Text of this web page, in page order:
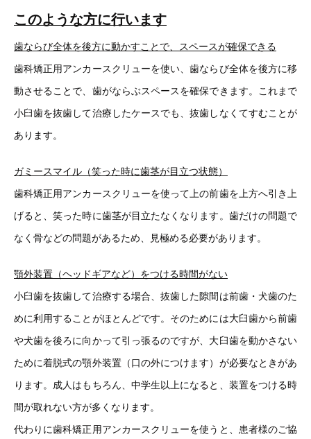
このような方に行います
歯ならび全体を後方に動かすことで、スペースが確保できる
歯科矯正用アンカースクリューを使い、歯ならび全体を後方に移
動させることで、歯がならぶスペースを確保できます。これまで
小臼歯を抜歯して治療したケースでも、抜歯しなくてすむことが
あります。
ガミースマイル（笑った時に歯茎が目立つ状態）
歯科矯正用アンカースクリューを使って上の前歯を上方へ引き上
げると、笑った時に歯茎が目立たなくなります。歯だけの問題で
なく骨などの問題があるため、見極める必要があります。
顎外装置（ヘッドギアなど）をつける時間がない
小臼歯を抜歯して治療する場合、抜歯した隙間は前歯・犬歯のた
めに利用することがほとんどです。そのためには大臼歯から前歯
や犬歯を後ろに向かって引っ張るのですが、大臼歯を動かさない
ために着脱式の顎外装置（口の外につけます）が必要なときがあ
ります。成人はもちろん、中学生以上になると、装置をつける時
間が取れない方が多くなります。
代わりに歯科矯正用アンカースクリューを使うと、患者様のご協